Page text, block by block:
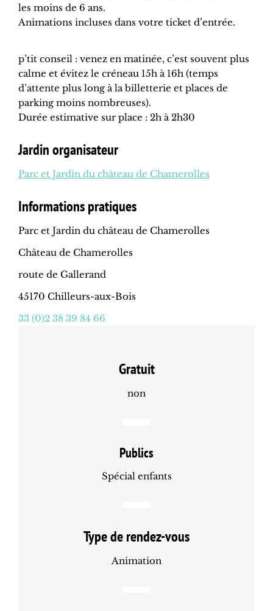
les moins de 6 ans.
Animations incluses dans votre ticket d’entrée.
p’tit conseil : venez en matinée, c’est souvent plus
calme et évitez le créneau 15h à 16h (temps
d’attente plus long à la billetterie et places de
parking moins nombreuses).
Durée estimative sur place : 2h à 2h30
Jardin organisateur
Parc et Jardin du château de Chamerolles
Informations pratiques
Parc et Jardin du château de Chamerolles
Château de Chamerolles
route de Gallerand
45170 Chilleurs-aux-Bois
33 (0)2 38 39 84 66
Gratuit
non
Publics
Spécial enfants
Type de rendez-vous
Animation